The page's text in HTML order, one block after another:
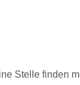
Stelle finden